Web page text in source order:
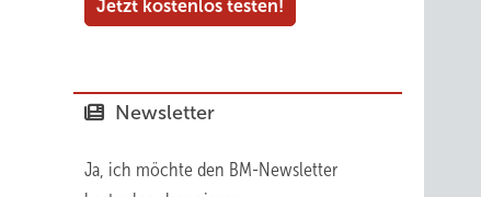
Jetzt kostenlos testen!
Newsletter
Ja, ich möchte den BM-Newsletter